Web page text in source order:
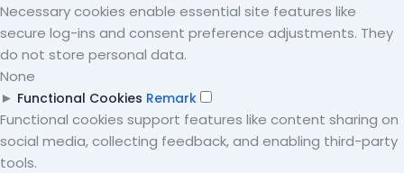
Necessary cookies enable essential site features like
secure log-ins and consent preference adjustments. They
do not store personal data.
None
► Functional Cookies Remark
Functional cookies support features like content sharing on
social media, collecting feedback, and enabling third-party
tools.